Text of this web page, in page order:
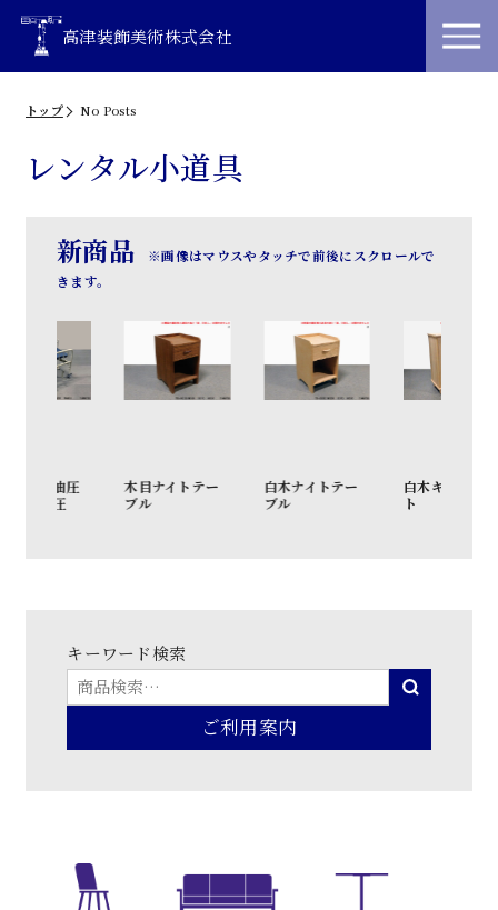
高津装飾美術株式会社
トップ No Posts
レンタル小道具
新商品※画像はマウスやタッチで前後にスクロールで
きます。
木目ナイトテー
ブル
白木ナイトテー
白木キャビネッ
キーワード検索
ご利用案内